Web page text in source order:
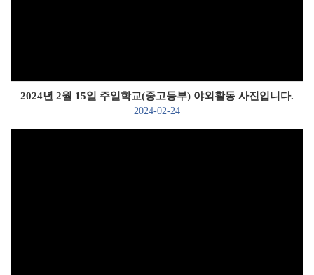
2024년 2월 15일 주일학교(중고등부) 야외활동 사진입니다.
2024-02-24